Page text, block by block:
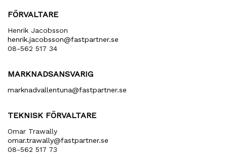
FÖRVALTARE
Henrik Jacobsson
henrik​.jacobsson​@fastpartner​.se
08-562 517 34
MARKNADSANSVARIG
marknadvallentuna​@fastpartner​.se
TEKNISK FÖRVALTARE
Omar Trawally
omar.trawally@fastpartner.se
08-562 517 73